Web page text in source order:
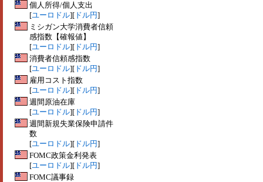
個人所得/個人支出
[ユーロドル][ ドル円]
ミシガン大学消費者信頼
感指数【確報値】
[ユーロドル][ ドル円]
消費者信頼感指数
[ユーロドル][ ドル円]
雇用コスト指数
[ユーロドル][ ドル円]
週間原油在庫
[ユーロドル][ ドル円]
週間新規失業保険申請件
数
[ユーロドル][ ドル円]
FOMC政策金利発表
[ユーロドル][ ドル円]
FOMC議事録